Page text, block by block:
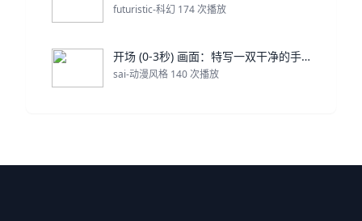
futuristic-科幻 174 次播放
开场 (0-3秒) 画面：特写一双干净的手，轻轻展
sai-动漫风格 140 次播放